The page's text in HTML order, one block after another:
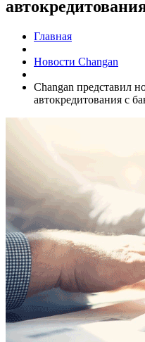
Главная
Новости Changan
Changan представил
автокредитования с